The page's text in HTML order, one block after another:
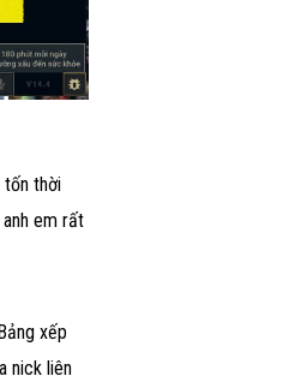
tốn thời
em rất
xếp
nick liên